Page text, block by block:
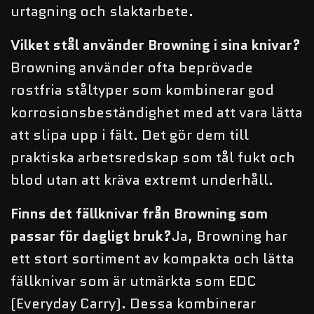
urtagning och slaktarbete.
Vilket stål använder Browning i sina knivar?
Browning använder ofta beprövade
rostfria ståltyper som kombinerar god
korrosionsbeständighet med att vara lätta
att slipa upp i fält. Det gör dem till
praktiska arbetsredskap som tål fukt och
blod utan att kräva extremt underhåll.
Finns det fällknivar från Browning som
passar för dagligt bruk?Ja, Browning har
ett stort sortiment av kompakta och lätta
fällknivar som är utmärkta som EDC
(Everyday Carry). Dessa kombinerar